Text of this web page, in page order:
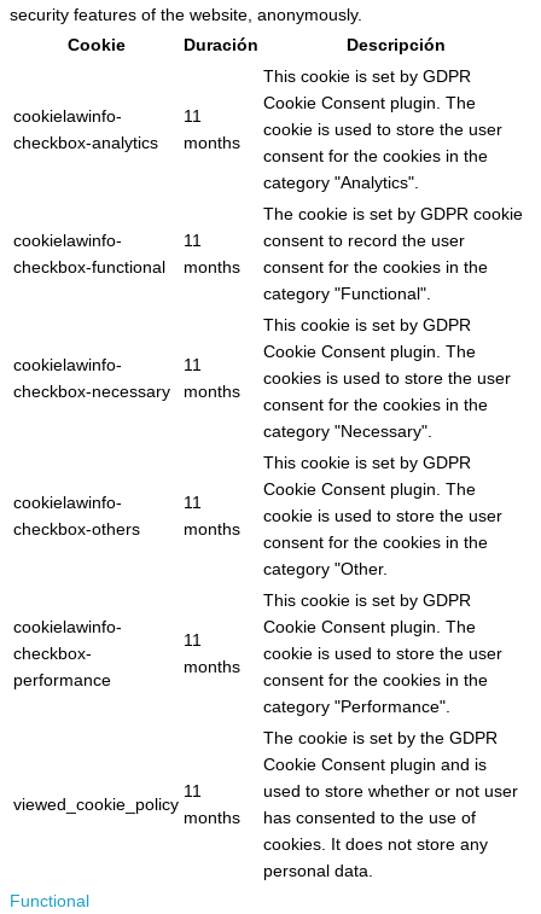
security features of the website, anonymously.
Cookie
Duración Descripción
cookielawinfo-
checkbox-analytics
11
months
This cookie is set by GDPR
Cookie Consent plugin. The
cookie is used to store the user
consent for the cookies in the
category "Analytics".
cookielawinfo-
checkbox-functional
11
months
The cookie is set by GDPR cookie
consent to record the user
consent for the cookies in the
category "Functional".
cookielawinfo-
checkbox-necessary
11
months
This cookie is set by GDPR
Cookie Consent plugin. The
cookies is used to store the user
consent for the cookies in the
category "Necessary".
cookielawinfo-
checkbox-others
11
months
This cookie is set by GDPR
Cookie Consent plugin. The
cookie is used to store the user
consent for the cookies in the
category "Other.
cookielawinfo-
checkbox-
performance
11
months
This cookie is set by GDPR
Cookie Consent plugin. The
cookie is used to store the user
consent for the cookies in the
category "Performance".
viewed_cookie_policy
11
months
The cookie is set by the GDPR
Cookie Consent plugin and is
used to store whether or not user
has consented to the use of
cookies. It does not store any
personal data.
Functional